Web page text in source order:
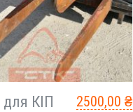
2500,00₴
для КІП